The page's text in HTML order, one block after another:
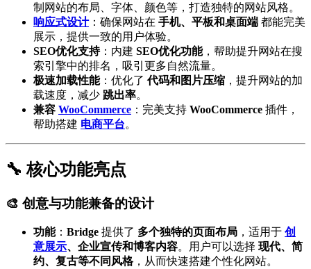
制网站的布局、字体、颜色等，打造独特的网站风格。
响应式设计：确保网站在 手机、平板和桌面端 都能完美
展示，提供一致的用户体验。
SEO优化支持：内建 SEO优化功能，帮助提升网站在搜
索引擎中的排名，吸引更多自然流量。
极速加载性能：优化了代码和图片压缩 ，提升网站的加
载速度，减少 跳出率。
兼容 WooCommerce ：完美支持 WooCommerce 插件，
帮助搭建 电商平台。
🔧 核心功能亮点
🎨 创意与功能兼备的设计
功能： Bridge 提供了 多个独特的页面布局 ，适用于 创
意展示、企业宣传和博客内容。用户可以选择 现代、简
约、复古等不同风格，从而快速搭建个性化网站。